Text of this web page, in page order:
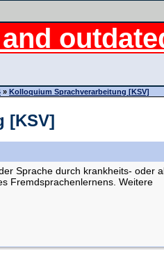
» Kolloquium Sprachverarbeitung [KSV]
[KSV]
Sprache durch krankheits- oder
Fremdsprachenlernens. Weitere